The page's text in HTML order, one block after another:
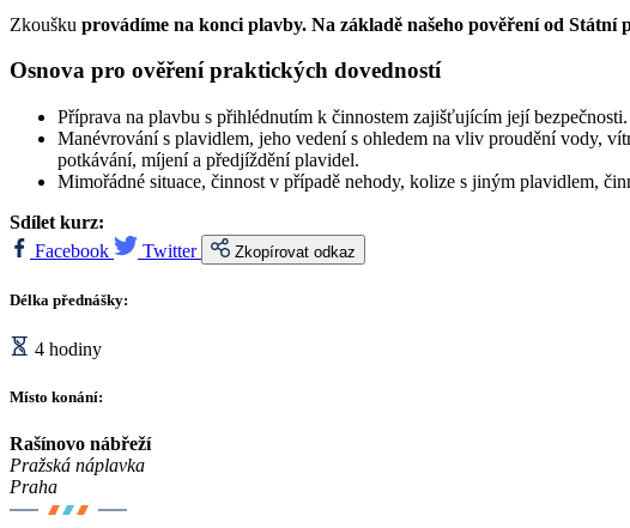
Zkoušku provádíme na konci plavby. Na základě našeho pověření od Státní
Osnova pro ověření praktických dovedností
Příprava na plavbu s přihlédnutím k činnostem zajišťujícím její
Manévrování s plavidlem, jeho vedení s ohledem na vliv proudění vody,
potkávání, míjení a předjíždění plavidel.
Mimořádné situace, činnost v případě nehody, kolize s jiným plavidlem,
Sdílet kurz:
Facebook
Twitter Zkopírovat odkaz
Délka přednášky:
4 hodiny
Místo konání:
Rašínovo nábřeží
Pražská náplavka
Praha